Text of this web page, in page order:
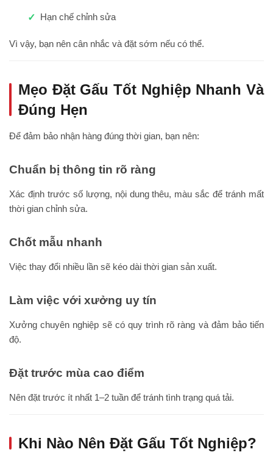
Hạn chế chỉnh sửa
Vì vậy, bạn nên cân nhắc và đặt sớm nếu có thể.
Mẹo Đặt Gấu Tốt Nghiệp Nhanh Và
Đúng Hẹn
Để đảm bảo nhận hàng đúng thời gian, bạn nên:
Chuẩn bị thông tin rõ ràng
Xác định trước số lượng, nội dung thêu, màu sắc để tránh mất
thời gian chỉnh sửa.
Chốt mẫu nhanh
Việc thay đổi nhiều lần sẽ kéo dài thời gian sản xuất.
Làm việc với xưởng uy tín
Xưởng chuyên nghiệp sẽ có quy trình rõ ràng và đảm bảo tiến
độ.
Đặt trước mùa cao điểm
Nên đặt trước ít nhất 1–2 tuần để tránh tình trạng quá tải.
Khi Nào Nên Đặt Gấu Tốt Nghiệp?